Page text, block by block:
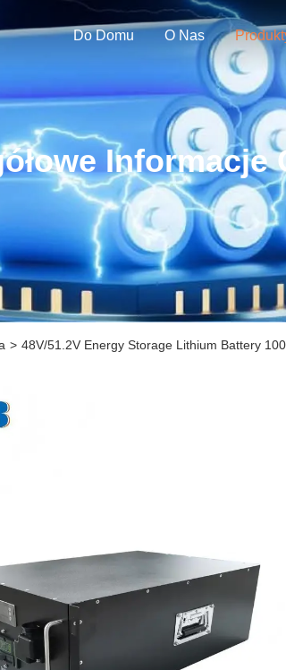
Do Domu O Nas
Informacje
> 48V/51.2V Energy Storage Lithium Battery